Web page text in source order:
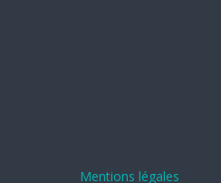
Mentions légales